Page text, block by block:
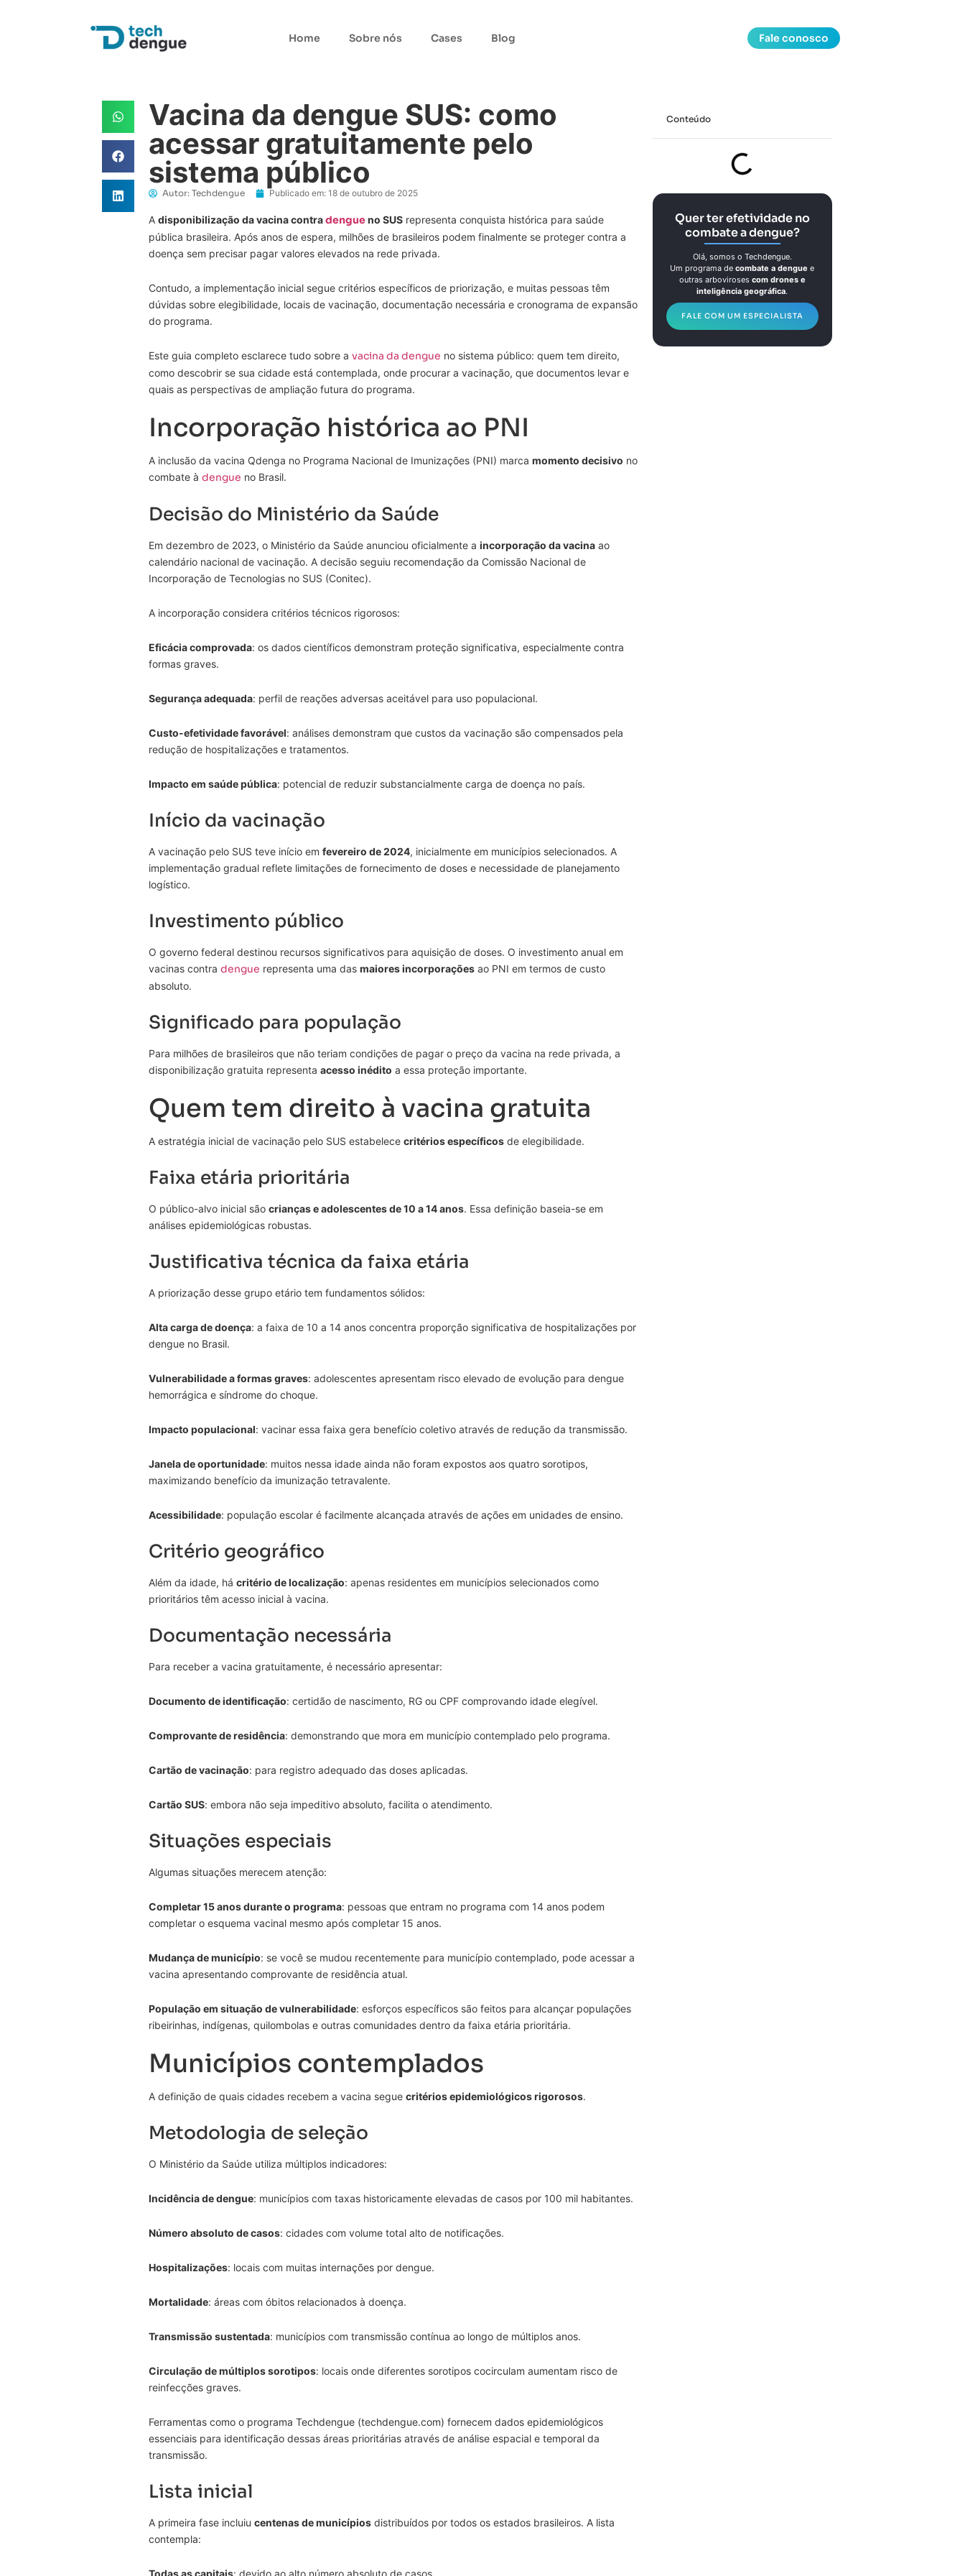
Home Sobre nós Cases Blog Fale conosco
Vacina da dengue SUS: como
acessar gratuitamente pelo
sistema público
Autor:Techdengue Publicado em: 18 de outubro de 2025
A disponibilização da vacina contradengueno SUSrepresenta conquista histórica para saúde
pública brasileira. Após anos de espera, milhões de brasileiros podem finalmente se proteger contra a
doença sem precisar pagar valores elevados na rede privada.
Contudo, a implementação inicial segue critérios específicos de priorização, e muitas pessoas têm
dúvidas sobre elegibilidade, locais de vacinação, documentação necessária e cronograma de expansão
do programa.
Este guia completo esclarece tudo sobre a vacina da dengue no sistema público: quem tem direito,
como descobrir se sua cidade está contemplada, onde procurar a vacinação, que documentos levar e
quais as perspectivas de ampliação futura do programa.
Incorporação histórica ao PNI
A inclusão da vacina Qdenga no Programa Nacional de Imunizações (PNI) marca momento decisivo no
combate à dengue no Brasil.
Decisão do Ministério da Saúde
Em dezembro de 2023, o Ministério da Saúde anunciou oficialmente a incorporação da vacinaao
calendário nacional de vacinação. A decisão seguiu recomendação da Comissão Nacional de
Incorporação de Tecnologias no SUS (Conitec).
A incorporação considera critérios técnicos rigorosos:
Eficácia comprovada: os dados científicos demonstram proteção significativa, especialmente contra
formas graves.
Segurança adequada: perfil de reações adversas aceitável para uso populacional.
Custo-efetividade favorável: análises demonstram que custos da vacinação são compensados pela
redução de hospitalizações e tratamentos.
Impacto em saúde pública: potencial de reduzir substancialmente carga de doença no país.
Início da vacinação
A vacinação pelo SUS teve início em fevereiro de 2024, inicialmente em municípios selecionados. A
implementação gradual reflete limitações de fornecimento de doses e necessidade de planejamento
logístico.
Investimento público
O governo federal destinou recursos significativos para aquisição de doses. O investimento anual em
vacinas contra dengue representa uma das maiores incorporaçõesao PNI em termos de custo
absoluto.
Significado para população
Para milhões de brasileiros que não teriam condições de pagar o preço da vacina na rede privada, a
disponibilização gratuita representa acesso inédito a essa proteção importante.
Quem tem direito à vacina gratuita
A estratégia inicial de vacinação pelo SUS estabelece critérios específicosde elegibilidade.
Faixa etária prioritária
O público-alvo inicial são crianças e adolescentes de 10 a 14 anos. Essa definição baseia-se em
análises epidemiológicas robustas.
Justificativa técnica da faixa etária
A priorização desse grupo etário tem fundamentos sólidos:
Alta carga de doença: a faixa de 10 a 14 anos concentra proporção significativa de hospitalizações por
dengue no Brasil.
Vulnerabilidade a formas graves: adolescentes apresentam risco elevado de evolução para dengue
hemorrágica e síndrome do choque.
Impacto populacional: vacinar essa faixa gera benefício coletivo através de redução da transmissão.
Janela de oportunidade: muitos nessa idade ainda não foram expostos aos quatro sorotipos,
maximizando benefício da imunização tetravalente.
Acessibilidade: população escolar é facilmente alcançada através de ações em unidades de ensino.
Critério geográfico
Além da idade, há critério de localização: apenas residentes em municípios selecionados como
prioritários têm acesso inicial à vacina.
Documentação necessária
Para receber a vacina gratuitamente, é necessário apresentar:
Documento de identificação: certidão de nascimento, RG ou CPF comprovando idade elegível.
Comprovante de residência: demonstrando que mora em município contemplado pelo programa.
Cartão de vacinação: para registro adequado das doses aplicadas.
Cartão SUS: embora não seja impeditivo absoluto, facilita o atendimento.
Situações especiais
Algumas situações merecem atenção:
Completar 15 anos durante o programa: pessoas que entram no programa com 14 anos podem
completar o esquema vacinal mesmo após completar 15 anos.
Mudança de município: se você se mudou recentemente para município contemplado, pode acessar a
vacina apresentando comprovante de residência atual.
População em situação de vulnerabilidade: esforços específicos são feitos para alcançar populações
ribeirinhas, indígenas, quilombolas e outras comunidades dentro da faixa etária prioritária.
Municípios contemplados
A definição de quais cidades recebem a vacina segue critérios epidemiológicos rigorosos.
Metodologia de seleção
O Ministério da Saúde utiliza múltiplos indicadores:
Incidência de dengue: municípios com taxas historicamente elevadas de casos por 100 mil habitantes.
Número absoluto de casos: cidades com volume total alto de notificações.
Hospitalizações: locais com muitas internações por dengue.
Mortalidade: áreas com óbitos relacionados à doença.
Transmissão sustentada: municípios com transmissão contínua ao longo de múltiplos anos.
Circulação de múltiplos sorotipos: locais onde diferentes sorotipos cocirculam aumentam risco de
reinfecções graves.
Ferramentas como o programa Techdengue (techdengue.com) fornecem dados epidemiológicos
essenciais para identificação dessas áreas prioritárias através de análise espacial e temporal da
transmissão.
Lista inicial
A primeira fase incluiu centenas de municípiosdistribuídos por todos os estados brasileiros. A lista
contempla:
Todas as capitais: devido ao alto número absoluto de casos.
Conteúdo
Quer ter efetividade no
combate a dengue?
Olá, somos o Techdengue.
Um programa decombate a dengue e
outras arboviroses com drones e
inteligência geográfica.
FALE COM UM ESPECIALISTA